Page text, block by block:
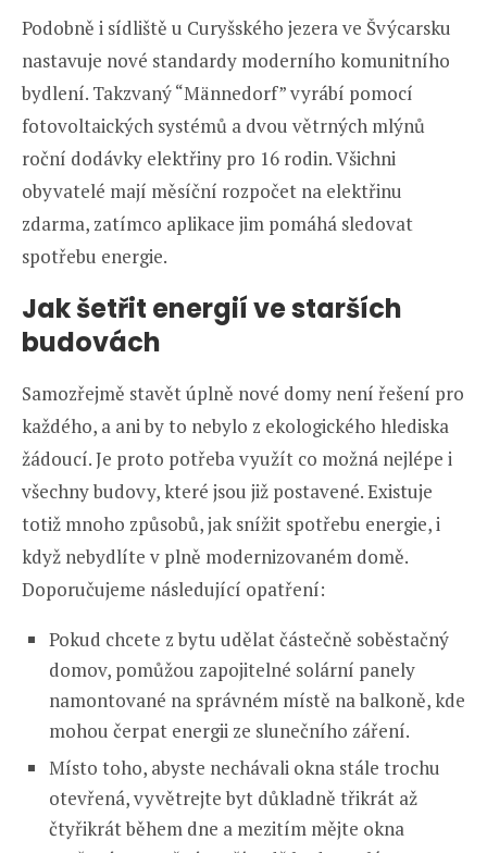
Podobně i sídliště u Curyšského jezera ve Švýcarsku
nastavuje nové standardy moderního komunitního
bydlení. Takzvaný “Männedorf” vyrábí pomocí
fotovoltaických systémů a dvou větrných mlýnů
roční dodávky elektřiny pro 16 rodin. Všichni
obyvatelé mají měsíční rozpočet na elektřinu
zdarma, zatímco aplikace jim pomáhá sledovat
spotřebu energie.
Jak šetřit energií ve starších
budovách
Samozřejmě stavět úplně nové domy není řešení pro
každého, a ani by to nebylo z ekologického hlediska
žádoucí. Je proto potřeba využít co možná nejlépe i
všechny budovy, které jsou již postavené. Existuje
totiž mnoho způsobů, jak snížit spotřebu energie, i
když nebydlíte v plně modernizovaném domě.
Doporučujeme následující opatření:
Pokud chcete z bytu udělat částečně soběstačný
domov, pomůžou zapojitelné solární panely
namontované na správném místě na balkoně, kde
mohou čerpat energii ze slunečního záření.
Místo toho, abyste nechávali okna stále trochu
otevřená, vyvětrejte byt důkladně třikrát až
čtyřikrát během dne a mezitím mějte okna